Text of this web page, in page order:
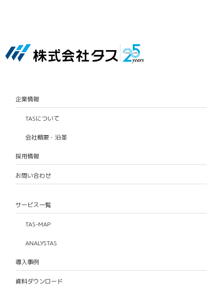
企業情報
TASについて
会社概要・沿革
採用情報
お問い合わせ
サービス一覧
TAS-MAP
ANALYSTAS
導入事例
資料ダウンロード